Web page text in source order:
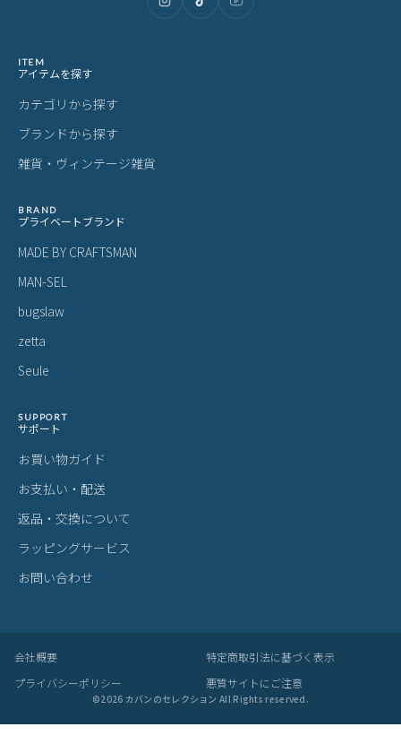
ITEM
アイテムを探す
カテゴリから探す
ブランドから探す
雑貨・ヴィンテージ雑貨
BRAND
プライベートブランド
MADE BY CRAFTSMAN
MAN-SEL
bugslaw
zetta
Seule
SUPPORT
サポート
お買い物ガイド
お支払い・配送
返品・交換について
ラッピングサービス
お問い合わせ
会社概要
特定商取引法に基づく表示
プライバシーポリシー
悪質サイトにご注意
©2026 カバンのセレクション All Rights reserved.